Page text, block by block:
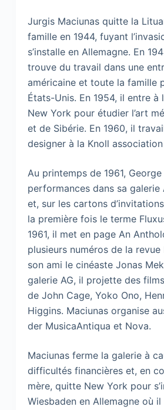
Jurgis Maciunas quitte la
famille en 1944, fuyant
s’installe en Allemagne. En
trouve du travail dans une
américaine et toute la famille
États-Unis. En 1954, il entre à
New York pour étudier l’art
et de Sibérie. En 1960, il
designer à la Knoll
Au printemps de 1961,
performances dans sa galerie
et, sur les cartons
la première fois le terme
1961, il met en page An
plusieurs numéros de la
son ami le cinéaste Jonas
galerie AG, il projette des
de John Cage, Yoko Ono,
Higgins. Maciunas organise
der MusicaAntiqua et Nova.
Maciunas ferme la galerie à
difficultés financières et, en
mère, quitte New York pour
Wiesbaden en Allemagne où